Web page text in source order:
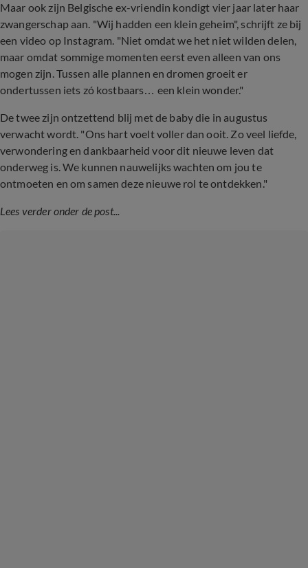
Maar ook zijn Belgische ex-vriendin kondigt vier jaar later haar
zwangerschap aan. "Wij hadden een klein geheim", schrijft ze bij
een video op Instagram. "Niet omdat we het niet wilden delen,
maar omdat sommige momenten eerst even alleen van ons
mogen zijn. Tussen alle plannen en dromen groeit er
ondertussen iets zó kostbaars… een klein wonder."
De twee zijn ontzettend blij met de baby die in augustus
verwacht wordt. "Ons hart voelt voller dan ooit. Zo veel liefde,
verwondering en dankbaarheid voor dit nieuwe leven dat
onderweg is. We kunnen nauwelijks wachten om jou te
ontmoeten en om samen deze nieuwe rol te ontdekken."
Lees verder onder de post...